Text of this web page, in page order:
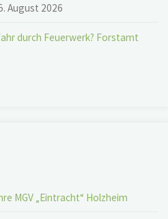
August 2026
durch Feuerwerk? Forstamt
MGV „Eintracht“ Holzheim